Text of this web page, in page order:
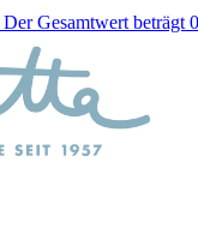
Gesamtwert beträgt